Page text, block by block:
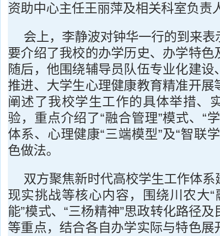
资助中心主任王丽萍及相关科室负责
会上，李静波对钟华一行的到来
要介绍了我校的办学历史、办学特色
随后，他围绕辅导员队伍专业化建设
推进、大学生心理健康教育精准开展
阐述了我校学生工作的具体举措、
验，重点介绍了“融合管理”模式、“
体系、心理健康“三端模型”及“智联
色做法。
双方聚焦新时代高校学生工作体
现实挑战等核心内容，围绕川农大
能”模式、“三杨精神”思政转化路径
等重点，结合各自办学实际与特色展